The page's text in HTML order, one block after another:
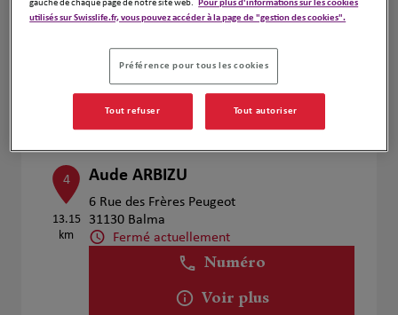
11.84
6 Chemin du Coteau
31570 Saint-Pierre-De-Lages
Numéro
4
13.15
km
Aude ARBIZU
6 Rue des Frères Peugeot
31130 Balma
Fermé actuellement
Numéro
Voir plus
gauche de chaque page de notre site web. Pour plus d'informations sur les cookies
utilisés sur Swisslife.fr, vous pouvez accéder à la page de "gestion des cookies".
Préférence pour tous les cookies
Tout refuser Tout autoriser